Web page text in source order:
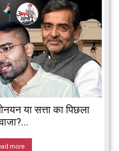
या सत्ता का पिछला
more